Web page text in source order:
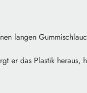
langen
er das Plastik heraus,